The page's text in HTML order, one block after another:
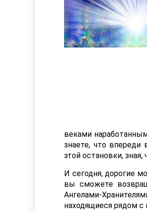
веками
знаете, что
этой остановки,
И сегодня, дорогие
вы сможете
Ангелами-
находящиеся рядом с